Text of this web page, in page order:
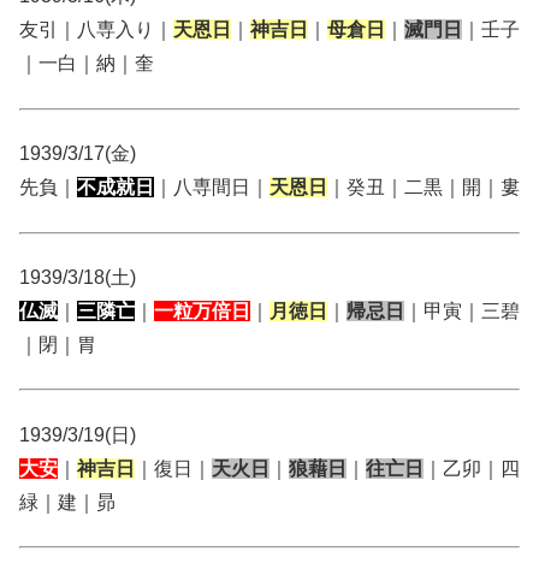
友引｜八専入り｜ 天恩日 神吉日 母倉日 滅門日
｜壬子
｜一白｜納｜奎
1939/3/17(金)
先負｜ 不成就日 ｜八専間日｜ 天恩日 ｜癸丑｜二黒｜開｜婁
1939/3/18(土)
仏滅
三隣亡 一粒万倍日 月徳日 帰忌日
｜甲寅｜三碧
｜閉｜胃
1939/3/19(日)
大安
神吉日 ｜復日｜ 天火日 狼藉日 往亡日
｜乙卯｜四
緑｜建｜昴